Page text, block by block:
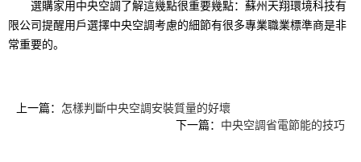
選購家用中央空調了解這幾點很重要幾點：蘇州天翔環境科技有
限公司提醒用戶選擇中央空調考慮的細節有很多專業職業標準商是非
常重要的。
上一篇： 怎樣判斷中央空調安裝質量的好壞
下一篇： 中央空調省電節能的技巧